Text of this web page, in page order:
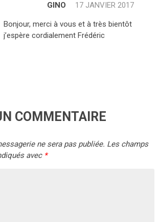
GINO 17 JANVIER 2017
Bonjour, merci à vous et à très bientôt
j’espère cordialement Frédéric
COMMENTAIRE
ne sera pas publiée. Les champs
avec *